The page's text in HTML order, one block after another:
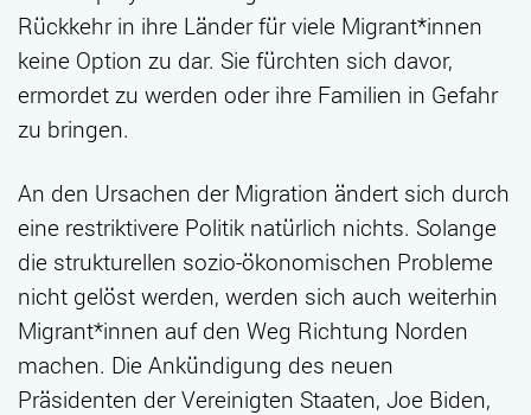
Rückkehr in ihre Länder für viele Migrant*innen
keine Option zu dar. Sie fürchten sich davor,
ermordet zu werden oder ihre Familien in Gefahr
zu bringen.
An den Ursachen der Migration ändert sich durch
eine restriktivere Politik natürlich nichts. Solange
die strukturellen sozio-ökonomischen Probleme
nicht gelöst werden, werden sich auch weiterhin
Migrant*innen auf den Weg Richtung Norden
machen. Die Ankündigung des neuen
Präsidenten der Vereinigten Staaten, Joe Biden,